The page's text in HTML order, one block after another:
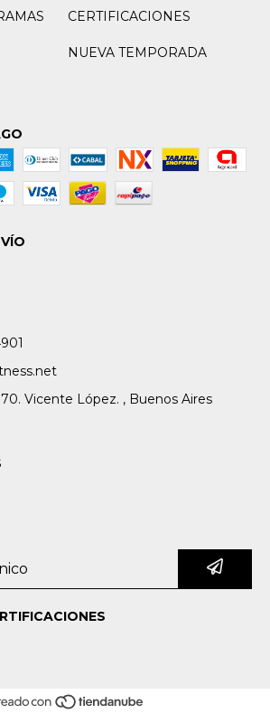
CERTIFICACIONES
NUEVA TEMPORADA
Vicente López. , Buenos Aires